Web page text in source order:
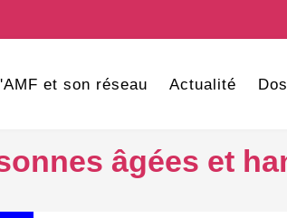
et son réseau Actualité
âgées et